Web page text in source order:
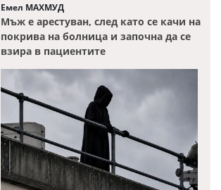
Емел МАХМУД
Мъж е арестуван, след като се качи на
покрива на болница и започна да се
взира в пациентите